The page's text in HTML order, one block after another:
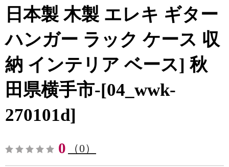
日本製 木製 エレキ ギター
ハンガー ラック ケース 収
納 インテリア ベース] 秋
田県横手市-[04_wwk-
270101d]
0 （0）